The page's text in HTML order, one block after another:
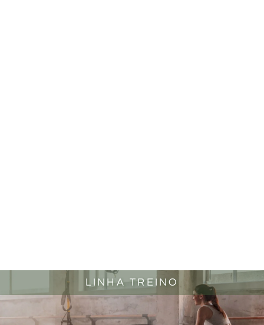
LINHA TREINO